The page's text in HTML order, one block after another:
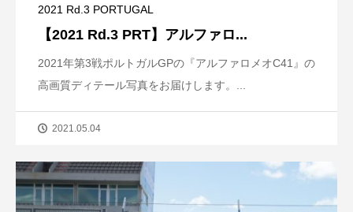
2021 Rd.3 PORTUGAL
【2021 Rd.3 PRT】アルファロ...
2021年第3戦ポルトガルGPの『アルファロメオC41』の
高画質ディテール写真をお届けします。...
2021.05.04